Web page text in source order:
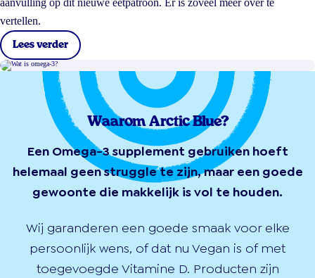
vertellen.
Lees verder
Waarom Arctic Blue?
Een Omega-3 supplement gebruiken hoeft
helemaal geen struggle te zijn, maar een goede
gewoonte die makkelijk is vol te houden.
Wij garanderen een goede smaak voor elke
persoonlijk wens, of dat nu Vegan is of met
toegevoegde Vitamine D. Producten zijn